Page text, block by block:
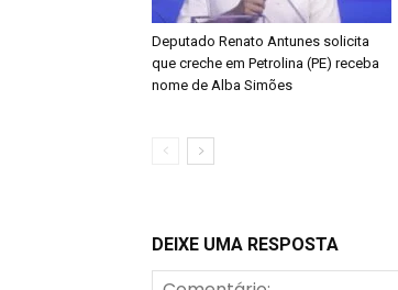
Deputado Renato Antunes solicita
que creche em Petrolina (PE) receba
nome de Alba Simões
DEIXE UMA RESPOSTA